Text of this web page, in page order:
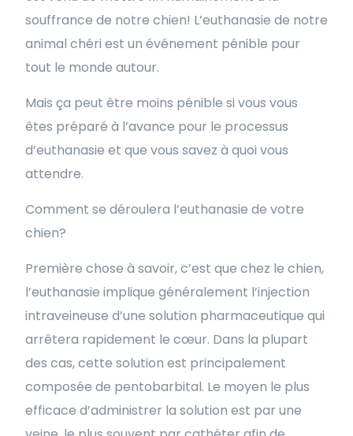
souffrance de notre chien! L’euthanasie de notre
animal chéri est un événement pénible pour
tout le monde autour.
Mais ça peut être moins pénible si vous vous
êtes préparé à l’avance pour le processus
d’euthanasie et que vous savez à quoi vous
attendre.
Comment se déroulera l’euthanasie de votre
chien?
Première chose à savoir, c’est que chez le chien,
l’euthanasie implique généralement l’injection
intraveineuse d’une solution pharmaceutique qui
arrêtera rapidement le cœur. Dans la plupart
des cas, cette solution est principalement
composée de pentobarbital. Le moyen le plus
efficace d’administrer la solution est par une